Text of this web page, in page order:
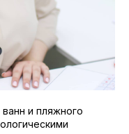
и пляжного